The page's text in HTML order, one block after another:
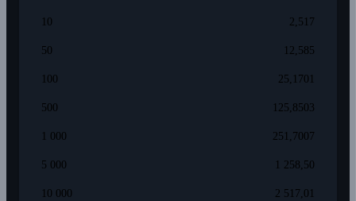
10 2,517
50 12,585
100 25,1701
500 125,8503
1 000 251,7007
5 000 1 258,50
10 000 2 517,01